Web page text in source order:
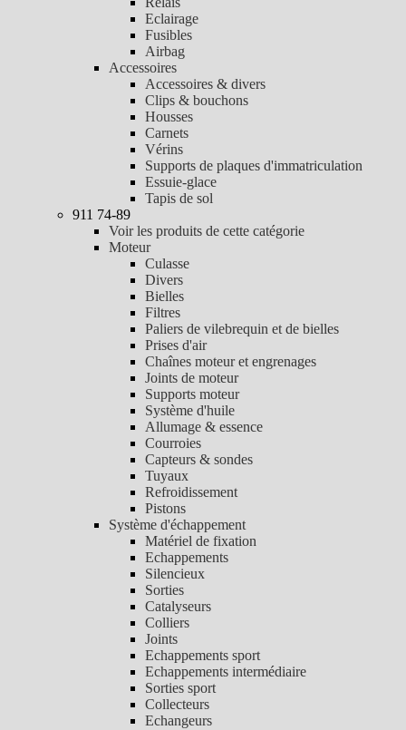
Eclairage
Fusibles
Airbag
Accessoires
Accessoires & divers
Clips & bouchons
Housses
Carnets
Vérins
Supports de plaques d'immatriculation
Essuie-glace
Tapis de sol
911 74-89
Voir les produits de cette catégorie
Moteur
Culasse
Divers
Bielles
Filtres
Paliers de vilebrequin et de bielles
Prises d'air
Chaînes moteur et engrenages
Joints de moteur
Supports moteur
Système d'huile
Allumage & essence
Courroies
Capteurs & sondes
Tuyaux
Refroidissement
Pistons
Système d'échappement
Matériel de fixation
Echappements
Silencieux
Sorties
Catalyseurs
Colliers
Joints
Echappements sport
Echappements intermédiaire
Sorties sport
Collecteurs
Echangeurs